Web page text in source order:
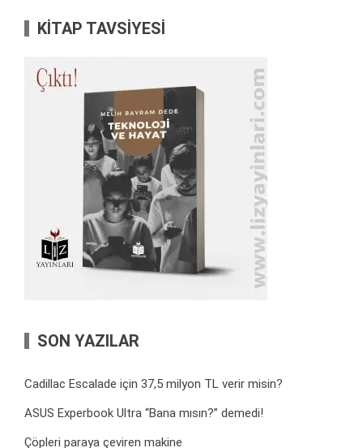
KİTAP TAVSİYESİ
SON YAZILAR
Cadillac Escalade için 37,5 milyon TL verir misin?
ASUS Experbook Ultra “Bana mısın?” demedi!
Çöpleri paraya çeviren makine